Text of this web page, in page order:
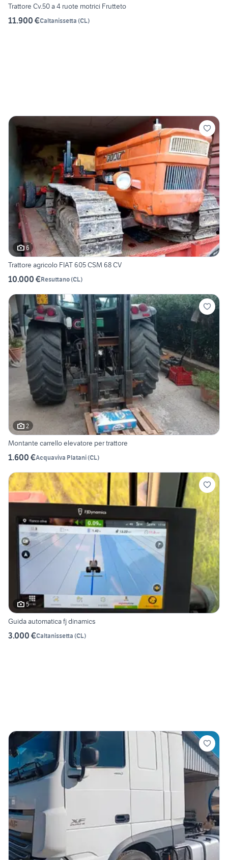
Trattore Cv.50 a 4 ruote motrici Frutteto
11.900 €Caltanissetta (CL)
6
Trattore agricolo FIAT 605 CSM 68 CV
10.000 €Resuttano(CL)
2
Montante carrello elevatore per trattore
1.600 €Acquaviva Platani(CL)
5
Guida automatica fj dinamics
3.000 €Caltanissetta (CL)